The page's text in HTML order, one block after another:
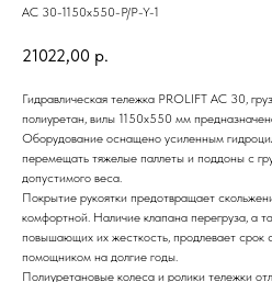
AC 30-1150x550-P/P-Y-1
21022,00 р.
Гидравлическая тележка PROLIFT AC 30,
полиуретан, вилы 1150x550 мм
Оборудование оснащено усиленным
перемещать тяжелые паллеты и поддоны с
допустимого веса.
Покрытие рукоятки предотвращает
комфортной. Наличие клапана перегруза, а
повышающих их жесткость, продлевает срок
помощником на долгие годы.
Полиуретановые колеса и ролики тележки